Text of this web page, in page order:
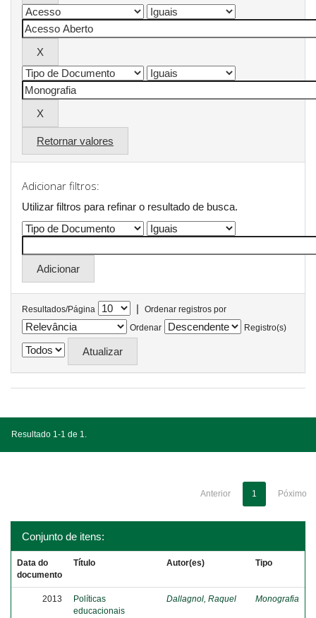
Retornar valores
Adicionar filtros:
Utilizar filtros para refinar o resultado de busca.
Resultados/Página |
Ordenar registros por
Ordenar
Registro(s)
Resultado 1-1 de 1.
Anterior 1 Póximo
Conjunto de itens:
Data do
documento
Título Autor(es) Tipo
2013
Políticas
educacionais
Dallagnol, Raquel Monografia